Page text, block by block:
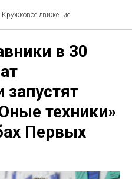
движение
в 30
запустят
техники»
Первых